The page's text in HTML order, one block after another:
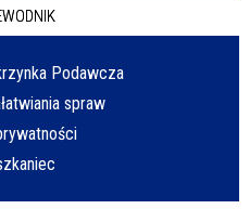
Podawcza
spraw